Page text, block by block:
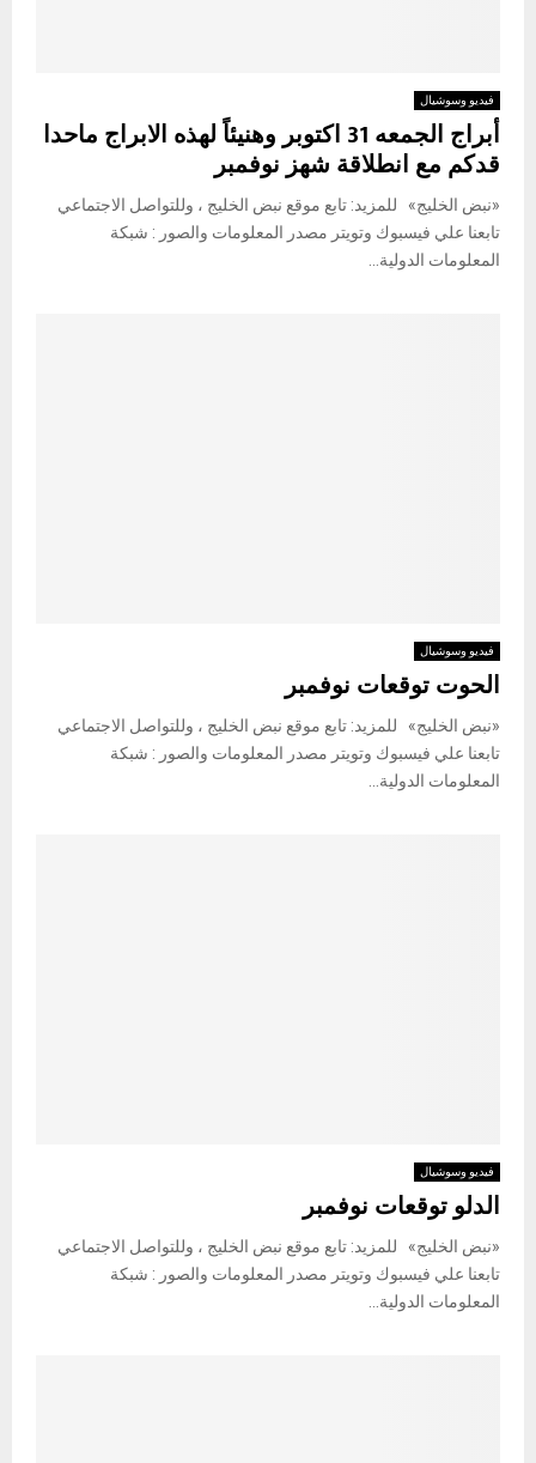
فيديو وسوشيال
أبراج الجمعه 31 اكتوبر وهنيئاً لهذه الابراج ماحدا
قدكم مع انطلاقة شهز نوفمبر
«نبض الخليج» للمزيد: تابع موقع نبض الخليج ، وللتواصل الاجتماعي
تابعنا علي فيسبوك وتويتر مصدر المعلومات والصور : شبكة
المعلومات الدولية...
فيديو وسوشيال
الحوت توقعات نوفمبر
«نبض الخليج» للمزيد: تابع موقع نبض الخليج ، وللتواصل الاجتماعي
تابعنا علي فيسبوك وتويتر مصدر المعلومات والصور : شبكة
المعلومات الدولية...
فيديو وسوشيال
الدلو توقعات نوفمبر
«نبض الخليج» للمزيد: تابع موقع نبض الخليج ، وللتواصل الاجتماعي
تابعنا علي فيسبوك وتويتر مصدر المعلومات والصور : شبكة
المعلومات الدولية...